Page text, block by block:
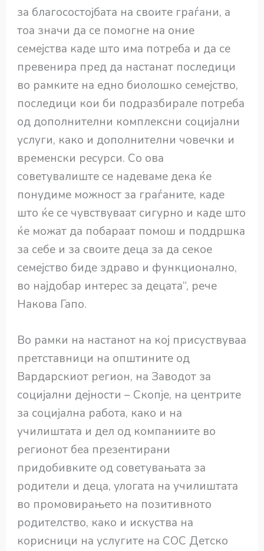
за благосостојбата на своите граѓани, а
тоа значи да се помогне на оние
семејства каде што има потреба и да се
превенира пред да настанат последици
во рамките на едно биолошко семејство,
последици кои би подразбирале потреба
од дополнителни комплексни социјални
услуги, како и дополнителни човечки и
временски ресурси. Со ова
советувалиште се надеваме дека ќе
понудиме можност за граѓаните, каде
што ќе се чувствуваат сигурно и каде што
ќе можат да побараат помош и поддршка
за себе и за своите деца за да секое
семејство биде здраво и функционално,
во најдобар интерес за децата“, рече
Накова Гапо.
Во рамки на настанот на кој присуствуваа
претставници на општините од
Вардарскиот регион, на Заводот за
социјални дејности – Скопје, на центрите
за социјална работа, како и на
училиштата и дел од компаниите во
регионот беа презентирани
придобивките од советувањата за
родители и деца, улогата на училиштата
во промовирањето на позитивното
родителство, како и искуства на
корисници на услугите на СОС Детско